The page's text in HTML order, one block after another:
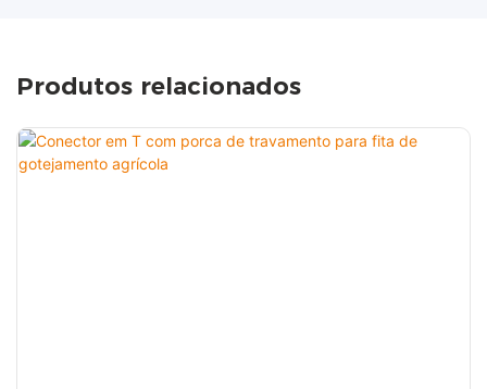
Produtos relacionados